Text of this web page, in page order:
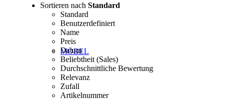
MÖBEL
Sortieren nachStandard
Standard
Benutzerdefiniert
Name
Preis
Datum
Beliebtheit (Sales)
Durchschnittliche Bewertung
Relevanz
Zufall
Artikelnummer